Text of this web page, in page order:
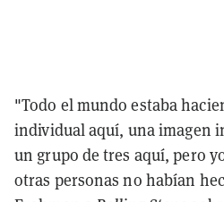
"Todo el mundo estaba
individual aquí, una imagen
un grupo de tres aquí, pero
otras personas no habían